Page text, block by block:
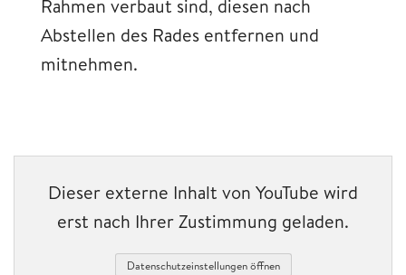
Rahmen verbaut sind, diesen nach
Abstellen des Rades entfernen und
mitnehmen.
Dieser externe Inhalt von YouTube wird
erst nach Ihrer Zustimmung geladen.
Datenschutzeinstellungen öffnen